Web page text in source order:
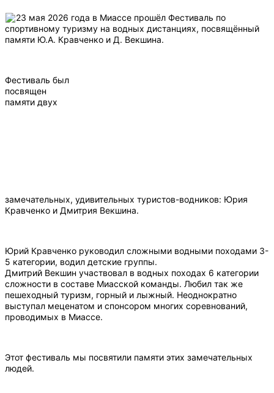
23 мая 2026 года в Миассе прошёл Фестиваль по
спортивному туризму на водных дистанциях, посвящённый
памяти Ю.А. Кравченко и Д. Векшина.
Фестиваль был
посвящен
памяти двух
замечательных, удивительных туристов-водников: Юрия
Кравченко и Дмитрия Векшина.
Юрий Кравченко руководил сложными водными походами 3-
5 категории, водил детские группы.
Дмитрий Векшин участвовал в водных походах 6 категории
сложности в составе Миасской команды. Любил так же
пешеходный туризм, горный и лыжный. Неоднократно
выступал меценатом и спонсором многих соревнований,
проводимых в Миассе.
Этот фестиваль мы посвятили памяти этих замечательных
людей.